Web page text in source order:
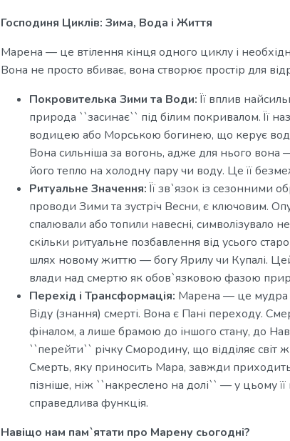
Господиня Циклів: Зима, Вода і Життя
Марена — це втілення кінця одного циклу і
Вона не просто вбиває, вона створює простір для
Покровителька Зими та Води: Її вплив
природа ``засинає`` під білим покривалом. Її
водицею або Морською богинею, що керує
Вона сильніша за вогонь, адже для нього
його тепло на холодну пару чи воду. Це її
Ритуальне Значення: Її зв`язок із сезонними
проводи Зими та зустріч Весни, є ключовим.
спалювали або топили навесні, символізувало
скільки ритуальне позбавлення від усього
шлях новому життю — богу Ярилу чи Купалі.
влади над смертю як обов`язковою фазою
Перехід і Трансформація: Марена — це мудра
Віду (знання) смерті. Вона є Пані переходу.
фіналом, а лише брамою до іншого стану, до
``перейти`` річку Смородину, що відділяє світ
Смерть, яку приносить Мара, завжди
пізніше, ніж ``накреслено на долі`` — у цьому її
справедлива функція.
Навіщо нам пам`ятати про Марену сьогодні?